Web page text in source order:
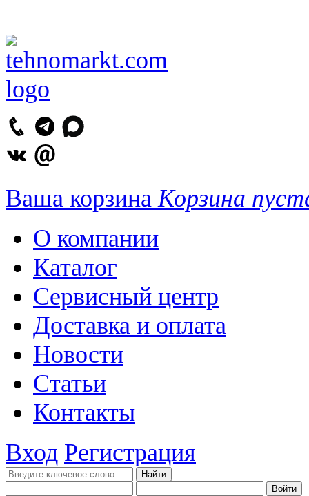
Ваша корзина Корзина
О компании
Каталог
Сервисный центр
Доставка и оплата
Новости
Статьи
Контакты
Вход Регистрация